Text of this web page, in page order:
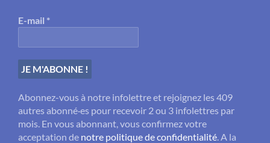
E-mail *
Abonnez-vous à notre infolettre et rejoignez les 409
autres abonné·es pour recevoir 2 ou 3 infolettres par
mois. En vous abonnant, vous confirmez votre
acceptation de notre politique de confidentialité . A la